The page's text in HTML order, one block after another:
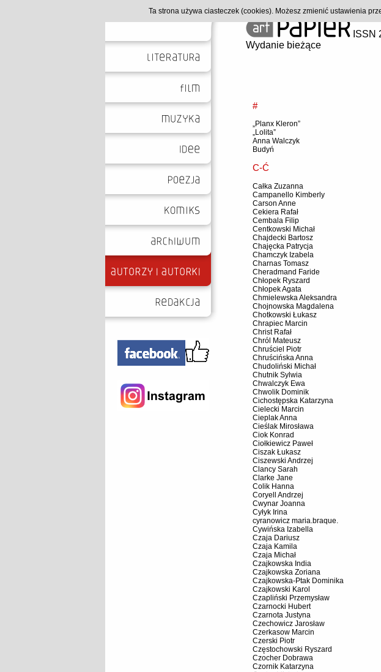
ISSN
Wydanie bieżące
#
„Planx Kleron”
„Lolita”
Anna Walczyk
Budyń
C-Ć
Całka Zuzanna
Campanello Kimberly
Carson Anne
Cekiera Rafał
Cembala Filip
Centkowski Michał
Chajdecki Bartosz
Chajęcka Patrycja
Chamczyk Izabela
Charnas Tomasz
Cheradmand Faride
Chłopek Ryszard
Chłopek Agata
Chmielewska Aleksandra
Chojnowska Magdalena
Chotkowski Łukasz
Chrapiec Marcin
Christ Rafał
Chról Mateusz
Chruściel Piotr
Chruścińska Anna
Chudoliński Michał
Chutnik Sylwia
Chwalczyk Ewa
Chwolik Dominik
Cichostępska Katarzyna
Cielecki Marcin
Cieplak Anna
Cieślak Mirosława
Ciok Konrad
Ciołkiewicz Paweł
Ciszak Łukasz
Ciszewski Andrzej
Clancy Sarah
Clarke Jane
Colik Hanna
Coryell Andrzej
Cwynar Joanna
Cyłyk Irina
cyranowicz maria.braque.
Cywińska Izabella
Czaja Dariusz
Czaja Kamila
Czaja Michał
Czajkowska India
Czajkowska Zoriana
Czajkowska-Ptak Dominika
Czajkowski Karol
Czapliński Przemysław
Czarnocki Hubert
Czarnota Justyna
Czechowicz Jarosław
Czerkasow Marcin
Czerski Piotr
Częstochowski Ryszard
Czocher Dobrawa
Czornik Katarzyna
Ta strona używa ciasteczek (cookies). Możesz zmienić ustawienia